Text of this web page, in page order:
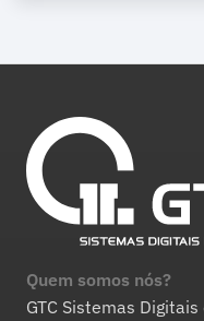
Quem somos nós?
GTC Sistemas